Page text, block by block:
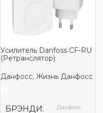
Усилитель Danfoss CF-RU
(Ретранслятор)
Данфосс, Жизнь Данфосс
БРЭНДИ Данфосс